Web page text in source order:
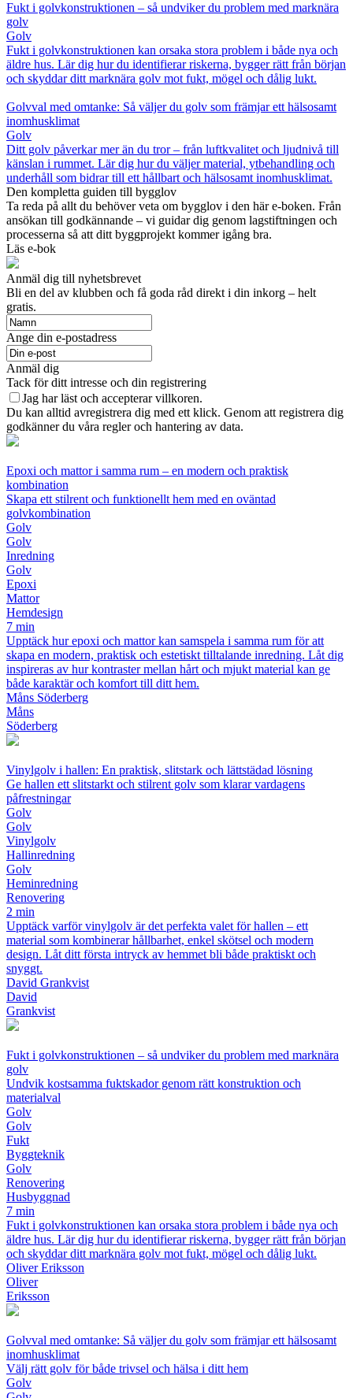
Fukt i golvkonstruktionen – så undviker du problem med marknära
golv
Golv
Fukt i golvkonstruktionen kan orsaka stora problem i både nya och
äldre hus. Lär dig hur du identifierar riskerna, bygger rätt från början
och skyddar ditt marknära golv mot fukt, mögel och dålig lukt.
Golvval med omtanke: Så väljer du golv som främjar ett hälsosamt
inomhusklimat
Golv
Ditt golv påverkar mer än du tror – från luftkvalitet och ljudnivå till
känslan i rummet. Lär dig hur du väljer material, ytbehandling och
underhåll som bidrar till ett hållbart och hälsosamt inomhusklimat.
Den kompletta guiden till bygglov
Ta reda på allt du behöver veta om bygglov i den här e-boken. Från
ansökan till godkännande – vi guidar dig genom lagstiftningen och
processerna så att ditt byggprojekt kommer igång bra.
Läs e-bok
Anmäl dig till nyhetsbrevet
Bli en del av klubben och få goda råd direkt i din inkorg – helt
gratis.
Ange din e-postadress
Anmäl dig
Tack för ditt intresse och din registrering
Jag har läst och accepterar villkoren.
Du kan alltid avregistrera dig med ett klick. Genom att registrera dig
godkänner du våra regler och hantering av data.
Epoxi och mattor i samma rum – en modern och praktisk
kombination
Skapa ett stilrent och funktionellt hem med en oväntad
golvkombination
Golv
Golv
Inredning
Golv
Epoxi
Mattor
Hemdesign
7 min
Upptäck hur epoxi och mattor kan samspela i samma rum för att
skapa en modern, praktisk och estetiskt tilltalande inredning. Låt dig
inspireras av hur kontraster mellan hårt och mjukt material kan ge
både karaktär och komfort till ditt hem.
Måns Söderberg
Måns
Söderberg
Vinylgolv i hallen: En praktisk, slitstark och lättstädad lösning
Ge hallen ett slitstarkt och stilrent golv som klarar vardagens
påfrestningar
Golv
Golv
Vinylgolv
Hallinredning
Golv
Heminredning
Renovering
2 min
Upptäck varför vinylgolv är det perfekta valet för hallen – ett
material som kombinerar hållbarhet, enkel skötsel och modern
design. Låt ditt första intryck av hemmet bli både praktiskt och
snyggt.
David Grankvist
David
Grankvist
Fukt i golvkonstruktionen – så undviker du problem med marknära
golv
Undvik kostsamma fuktskador genom rätt konstruktion och
materialval
Golv
Golv
Fukt
Byggteknik
Golv
Renovering
Husbyggnad
7 min
Fukt i golvkonstruktionen kan orsaka stora problem i både nya och
äldre hus. Lär dig hur du identifierar riskerna, bygger rätt från början
och skyddar ditt marknära golv mot fukt, mögel och dålig lukt.
Oliver Eriksson
Oliver
Eriksson
Golvval med omtanke: Så väljer du golv som främjar ett hälsosamt
inomhusklimat
Välj rätt golv för både trivsel och hälsa i ditt hem
Golv